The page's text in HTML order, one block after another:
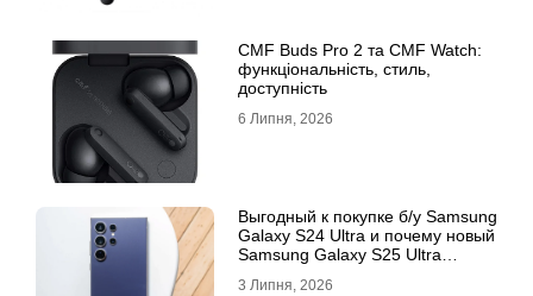
CMF Buds Pro 2 та CMF Watch:
функціональність, стиль,
доступність
6 Липня, 2026
Выгодный к покупке б/у Samsung
Galaxy S24 Ultra и почему новый
Samsung Galaxy S25 Ultra
3 Липня, 2026